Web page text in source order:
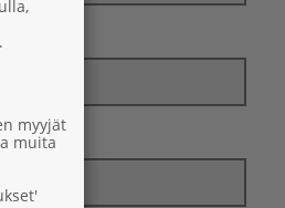
myyjät
muita